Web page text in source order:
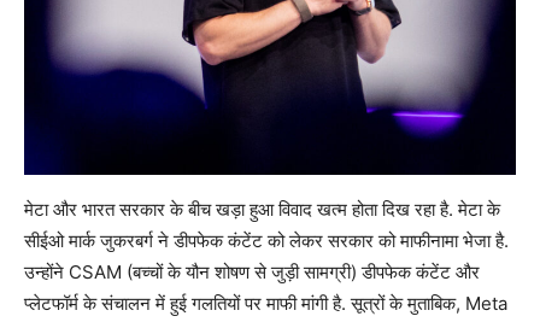
मेटा और भारत सरकार के बीच खड़ा हुआ विवाद खत्म होता दिख रहा है. मेटा के
सीईओ मार्क जुकरबर्ग ने डीपफेक कंटेंट को लेकर सरकार को माफीनामा भेजा है.
उन्होंने CSAM (बच्चों के यौन शोषण से जुड़ी सामग्री) डीपफेक कंटेंट और
प्लेटफॉर्म के संचालन में हुई गलतियों पर माफी मांगी है. सूत्रों के मुताबिक, Meta